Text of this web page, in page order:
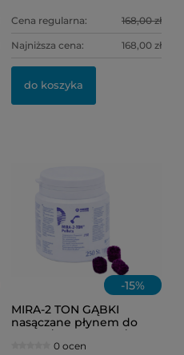
Cena regularna: 168,00 zł
Najniższa cena: 168,00 zł
do koszyka
-15%
MIRA-2 TON GĄBKI
nasączane płynem do
0 ocen